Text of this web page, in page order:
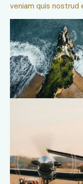
veniam quis